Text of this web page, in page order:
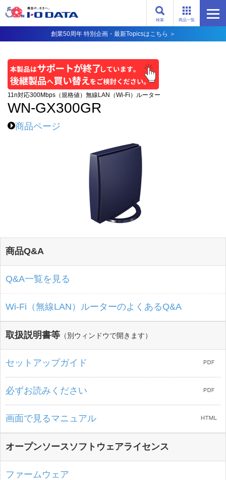
商品一覧
検索
創業50周年 特別企画・最新Topicsはこちら ＞
11n対応300Mbps（規格値）無線LAN（Wi-Fi）ルーター
WN-GX300GR
商品ページ
商品Q&A
Q&A一覧を見る
Wi-Fi（無線LAN）ルーターのよくあるQ&A
取扱説明書等 （別ウィンドウで開きます）
セットアップガイド
必ずお読みください
画面で見るマニュアル
オープンソースソフトウェアライセンス
ファームウェア